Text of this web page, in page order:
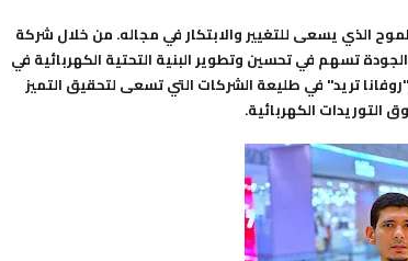
الذي يسعى للتغيير والابتكار في مجاله. من خلال شركة
تسهم في تحسين وتطوير البنية التحتية الكهربائية في
تريد" في طليعة الشركات التي تسعى لتحقيق التميز
التوريدات الكهربائية.